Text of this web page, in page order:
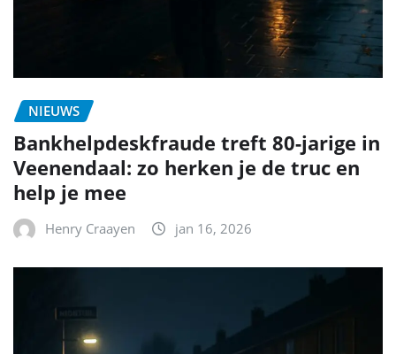
NIEUWS
Bankhelpdeskfraude treft 80-jarige in
Veenendaal: zo herken je de truc en
help je mee
Henry Craayen jan 16, 2026